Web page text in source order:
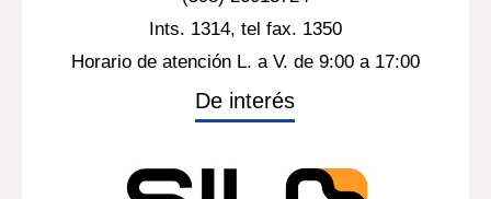
Contacto
(598) 26013724
Horario de atención L. a V. de 9:00 a 17:00